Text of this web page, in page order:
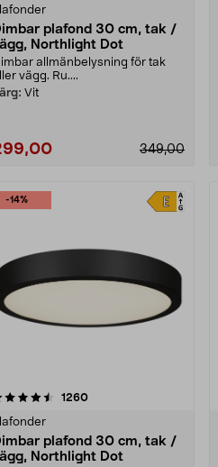
plafond 30 cm, tak /
Northlight Dot
allmänbelysning för tak
vägg. Ru....
Vit
349,00
-14%
1260recensioner
plafond 30 cm, tak /
Northlight Dot
4.0 av 5 stjärnor